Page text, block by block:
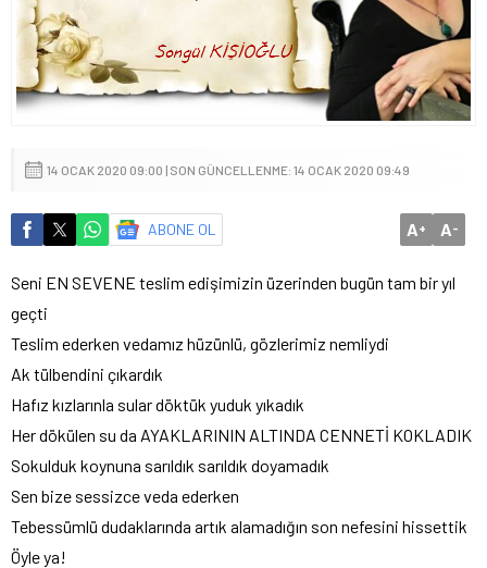
14 OCAK 2020 09:00 | SON GÜNCELLENME: 14 OCAK 2020 09:49
ABONE OL A+ A-
Seni EN SEVENE teslim edişimizin üzerinden bugün tam bir yıl
geçti
Teslim ederken vedamız hüzünlü, gözlerimiz nemliydi
Ak tülbendini çıkardık
Hafız kızlarınla sular döktük yuduk yıkadık
Her dökülen su da AYAKLARININ ALTINDA CENNETİ KOKLADIK
Sokulduk koynuna sarıldık sarıldık doyamadık
Sen bize sessizce veda ederken
Tebessümlü dudaklarında artık alamadığın son nefesini hissettik
Öyle ya!